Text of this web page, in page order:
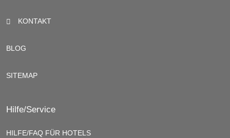
KONTAKT
BLOG
SITEMAP
Hilfe/Service
HILFE/FAQ FÜR HOTELS